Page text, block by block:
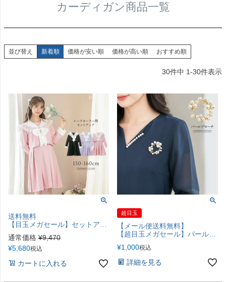
カーディガン商品一覧
並び替え 新着順 価格が安い順 価格が高い順 おすすめ順
30件中 1-30件表示
送料無料
【目玉メガセール】セットアップスーツ レースセーラー襟スーツ リボンブローチ付き 3点セット キャサリンコテージ TAK
通常価格 ¥9,470
¥5,680税込
カートに入れる
超目玉
【メール便送料無料】
【超目玉メガセール】パールブローチ ポイント使いブローチ アクセサリー コサージュ その他アクセサリー・小物 キッズ レディース キャサリンコテージ YUP4 ≪メール便優先商品≫
¥1,000税込
詳細を見る